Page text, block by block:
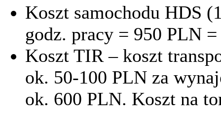
Koszt samochodu HDS
godz. pracy = 950 PLN =
Koszt TIR – koszt
ok. 50-100 PLN za
ok. 600 PLN. Koszt na